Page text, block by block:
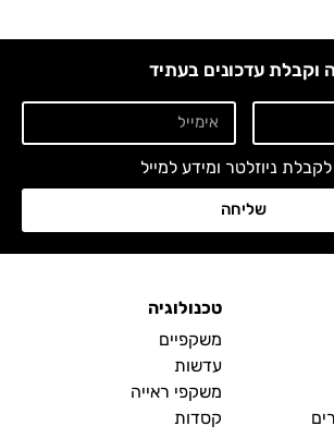
וקבלת עדכונים בעתיד
ניוזלטר ומידע למייל
שליחה
טכנולוגיה
משקפיים
עדשות
משקפי ראייה
קסדות